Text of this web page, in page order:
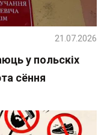
у польскіх
сёння
21.07.2026